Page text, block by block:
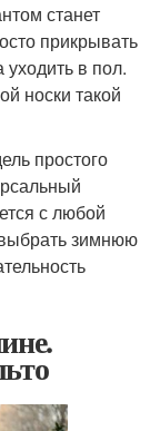
станет
прикрывать
в пол.
носки такой
простого
с любой
зимнюю